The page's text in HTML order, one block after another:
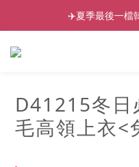
✈️夏季最後一
D41215冬日
毛高領上衣<